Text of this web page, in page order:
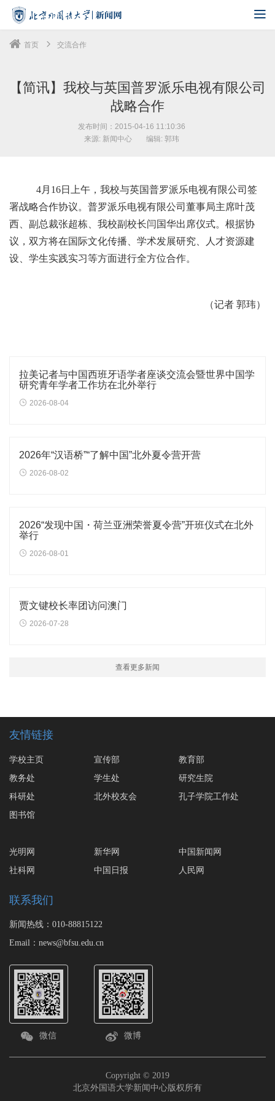
首页 交流合作
【简讯】我校与英国普罗派乐电视有限公司
战略合作
发布时间：2015-04-16 11:10:36
来源: 新闻中心
编辑: 郭玮
4月16日上午，我校与英国普罗派乐电视有限公司签
署战略合作协议。普罗派乐电视有限公司董事局主席叶茂
西、副总裁张超栋、我校副校长闫国华出席仪式。根据协
议，双方将在国际文化传播、学术发展研究、人才资源建
设、学生实践实习等方面进行全方位合作。
（记者 郭玮）
拉美记者与中国西班牙语学者座谈交流会暨世界中国学
研究青年学者工作坊在北外举行
2026-08-04
2026年“汉语桥”“了解中国”北外夏令营开营
2026-08-02
2026“发现中国・荷兰亚洲荣誉夏令营”开班仪式在北外
举行
2026-08-01
贾文键校长率团访问澳门
2026-07-28
查看更多新闻
友情链接
学校主页 宣传部
教育部
教务处
学生处
研究生院
科研处
北外校友会
孔子学院工作处
图书馆
光明网 新华网
中国新闻网
社科网
中国日报 人民网
联系我们
新闻热线：010-88815122
Email：news@bfsu.edu.cn
微信 微博
Copyright © 2019
北京外国语大学新闻中心版权所有